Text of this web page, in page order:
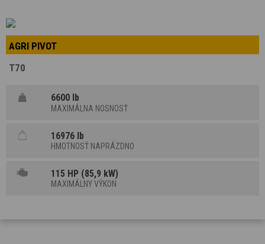
AGRI PIVOT
T70
6600 lb
MAXIMÁLNA NOSNOSŤ
16976 lb
HMOTNOSŤ NAPRÁZDNO
115 HP (85,9 kW)
MAXIMÁLNY VÝKON